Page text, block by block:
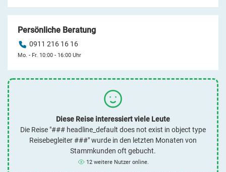
Persönliche Beratung
0911 216 16 16
Mo. - Fr. 10:00 - 16:00 Uhr
Diese Reise interessiert viele Leute
Die Reise "### headline_default does not exist in object type
Reisebegleiter ###" wurde in den letzten Monaten von
Stammkunden oft gebucht.
12 weitere Nutzer online.